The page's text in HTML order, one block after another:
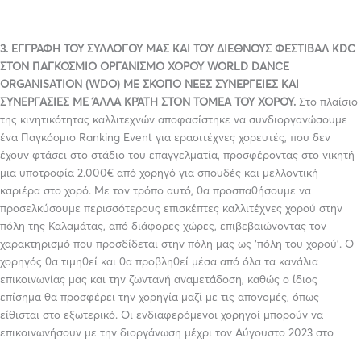
3. ΕΓΓΡΑΦΗ ΤΟΥ ΣΥΛΛΟΓΟΥ ΜΑΣ ΚΑΙ ΤΟΥ ΔΙΕΘΝΟΥΣ ΦΕΣΤΙΒΑΛ KDC
ΣΤΟΝ ΠΑΓΚΟΣΜΙΟ ΟΡΓΑΝΙΣΜΟ ΧΟΡΟΥWORLD DANCE
ORGANISATION (WDO) ΜΕ ΣΚΟΠΟ ΝΕΕΣ ΣΥΝΕΡΓΕΙΕΣ ΚΑΙ
ΣΥΝΕΡΓΑΣΙΕΣ ΜΕ ΆΛΛΑ ΚΡΆΤΗ ΣΤΟΝ ΤΟΜΕΑ ΤΟΥ ΧΟΡΟΥ. Στο πλαίσιο
της κινητικότητας καλλιτεχνών αποφασίστηκε να συνδιοργανώσουμε
ένα Παγκόσμιο Ranking Event για ερασιτέχνες χορευτές, που δεν
έχουν φτάσει στο στάδιο του επαγγελματία, προσφέροντας στο νικητή
μια υποτροφία 2.000€ από χορηγό για σπουδές και μελλοντική
καριέρα στο χορό. Με τον τρόπο αυτό, θα προσπαθήσουμε να
προσελκύσουμε περισσότερους επισκέπτες καλλιτέχνες χορού στην
πόλη της Καλαμάτας, από διάφορες χώρες, επιβεβαιώνοντας τον
χαρακτηρισμό που προσδίδεται στην πόλη μας ως ‘πόλη του χορού’. Ο
χορηγός θα τιμηθεί και θα προβληθεί μέσα από όλα τα κανάλια
επικοινωνίας μας και την ζωντανή αναμετάδοση, καθώς ο ίδιος
επίσημα θα προσφέρει την χορηγία μαζί με τις απονομές, όπως
είθισται στο εξωτερικό. Οι ενδιαφερόμενοι χορηγοί μπορούν να
επικοινωνήσουν με την διοργάνωση μέχρι τον Αύγουστο 2023 στο